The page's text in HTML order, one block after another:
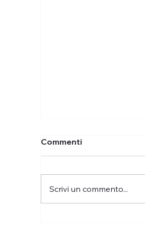
Commenti
Scrivi un commento...